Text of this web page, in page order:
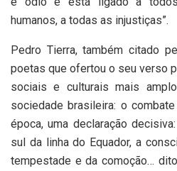
humanos, a todas as injustiças”.
Pedro Tierra, também citado
poetas que ofertou o seu verso
sociais e culturais mais
sociedade brasileira: o
época, uma declaração
sul da linha do Equador, a
tempestade e da comoção…